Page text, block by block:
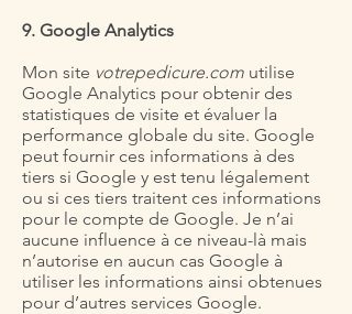
9. Google Analytics
Mon site votrepedicure.com utilise
Google Analytics pour obtenir des
statistiques de visite et évaluer la
performance globale du site. Google
peut fournir ces informations à des
tiers si Google y est tenu légalement
ou si ces tiers traitent ces informations
pour le compte de Google. Je n’ai
aucune influence à ce niveau-là mais
n’autorise en aucun cas Google à
utiliser les informations ainsi obtenues
pour d’autres services Google.